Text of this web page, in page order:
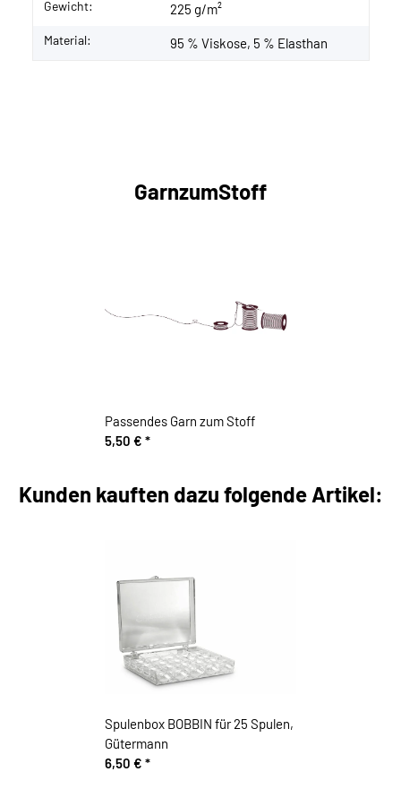
Gewicht: 225 g/m²
Material: 95 % Viskose, 5 % Elasthan
GarnzumStoff
Passendes Garn zum Stoff
5,50 € *
Kunden kauften dazu folgende Artikel:
Spulenbox BOBBIN für 25 Spulen,
Gütermann
6,50 € *